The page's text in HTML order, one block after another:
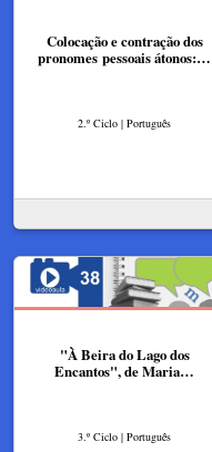
Colocação e contração dos
pronomes pessoais átonos:…
2.º Ciclo | Português
"À Beira do Lago dos
Encantos", de Maria…
3.º Ciclo | Português